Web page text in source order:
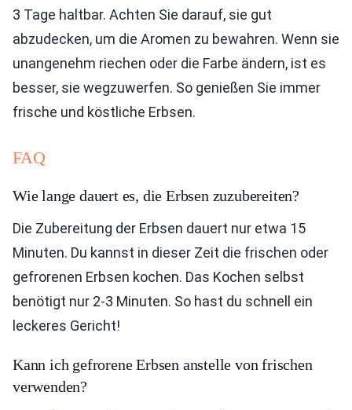
3 Tage haltbar. Achten Sie darauf, sie gut
abzudecken, um die Aromen zu bewahren. Wenn sie
unangenehm riechen oder die Farbe ändern, ist es
besser, sie wegzuwerfen. So genießen Sie immer
frische und köstliche Erbsen.
FAQ
Wie lange dauert es, die Erbsen zuzubereiten?
Die Zubereitung der Erbsen dauert nur etwa 15
Minuten. Du kannst in dieser Zeit die frischen oder
gefrorenen Erbsen kochen. Das Kochen selbst
benötigt nur 2-3 Minuten. So hast du schnell ein
leckeres Gericht!
Kann ich gefrorene Erbsen anstelle von frischen
verwenden?